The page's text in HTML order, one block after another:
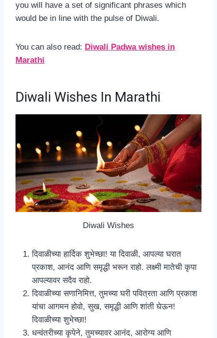
you will have a set of significant phrases which
would be in line with the pulse of Diwali.
You can also read: Diwali Padwa wishes in
Marathi
Diwali Wishes In Marathi
Diwali Wishes
दिवाळीच्या हार्दिक शुभेच्छा! या दिवाळी, आपल्या घरात
प्रकाश, आनंद आणि समृद्धी भरून राहो. लक्ष्मी मातेची कृपा
आपल्यावर सदैव राहो.
दिवाळीच्या सणानिमित्त, तुमच्या घरी पवित्रता आणि प्रकाश
यांचा आगमन होवो, सुख, समृद्धी आणि शांती घेऊन!
दिवाळीच्या शुभेच्छा!
धन्वंतरीच्या कृपेने, तुमच्यावर आनंद, आरोग्य आणि